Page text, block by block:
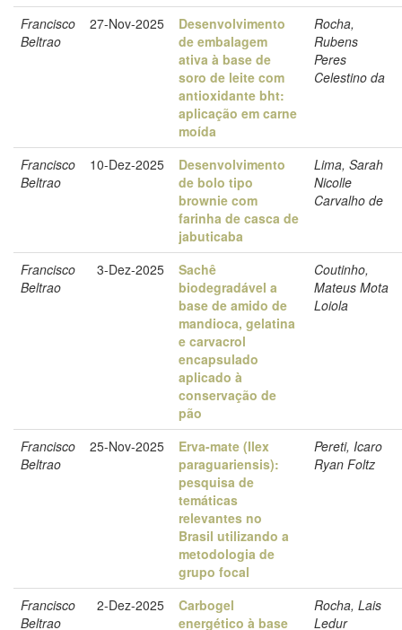
Francisco
Beltrao
27-Nov-2025
Desenvolvimento
de embalagem
ativa à base de
soro de leite com
antioxidante bht:
aplicação em carne
moída
Rocha,
Rubens
Peres
Celestino da
Francisco
Beltrao
10-Dez-2025
Desenvolvimento
de bolo tipo
brownie com
farinha de casca de
jabuticaba
Lima, Sarah
Nicolle
Carvalho de
Francisco
Beltrao
3-Dez-2025
Sachê
biodegradável a
base de amido de
mandioca, gelatina
e carvacrol
encapsulado
aplicado à
conservação de
pão
Coutinho,
Mateus Mota
Loiola
Francisco
Beltrao
25-Nov-2025
Erva-mate (Ilex
paraguariensis):
pesquisa de
temáticas
relevantes no
Brasil utilizando a
metodologia de
grupo focal
Pereti, Icaro
Ryan Foltz
Francisco
Beltrao
2-Dez-2025
Carbogel
energético à base
Rocha, Lais
Ledur